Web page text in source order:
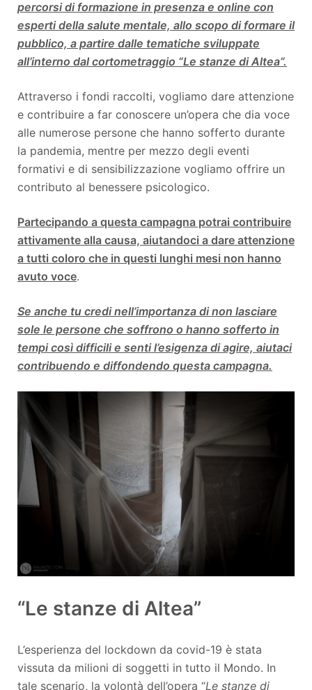
percorsi di formazione in presenza e online con
esperti della salute mentale, allo scopo di formare il
pubblico, a partire dalle tematiche sviluppate
all’interno dal cortometraggio “Le stanze di Altea”.
Attraverso i fondi raccolti, vogliamo dare attenzione
e contribuire a far conoscere un’opera che dia voce
alle numerose persone che hanno sofferto durante
la pandemia, mentre per mezzo degli eventi
formativi e di sensibilizzazione vogliamo offrire un
contributo al benessere psicologico.
Partecipando a questa campagna potrai contribuire
attivamente alla causa, aiutandoci a dare attenzione
a tutti coloro che in questi lunghi mesi non hanno
avuto voce.
Se anche tu credi nell’importanza di non lasciare
sole le persone che soffrono o hanno sofferto in
tempi così difficili e senti l’esigenza di agire, aiutaci
contribuendo e diffondendo questa campagna.
“Le stanze di Altea”
L’esperienza del lockdown da covid-19 è stata
vissuta da milioni di soggetti in tutto il Mondo. In
tale scenario, la volontà dell’opera “Le stanze di